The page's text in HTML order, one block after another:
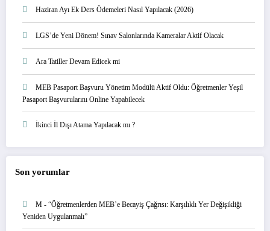
Haziran Ayı Ek Ders Ödemeleri Nasıl Yapılacak (2026)
LGS’de Yeni Dönem! Sınav Salonlarında Kameralar Aktif Olacak
Ara Tatiller Devam Edicek mi
MEB Pasaport Başvuru Yönetim Modülü Aktif Oldu: Öğretmenler Yeşil
Pasaport Başvurularını Online Yapabilecek
İkinci İl Dışı Atama Yapılacak mı ?
Son yorumlar
M - “Öğretmenlerden MEB’e Becayiş Çağrısı: Karşılıklı Yer Değişikliği
Yeniden Uygulanmalı”